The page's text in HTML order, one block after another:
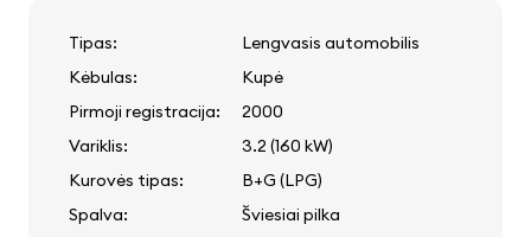
Tipas:
Lengvasis automobilis
Kėbulas:
Kupė
Pirmoji registracija:
2000
Variklis:
3.2 (160 kW)
Kurovės tipas:
B+G (LPG)
Spalva:
Šviesiai pilka